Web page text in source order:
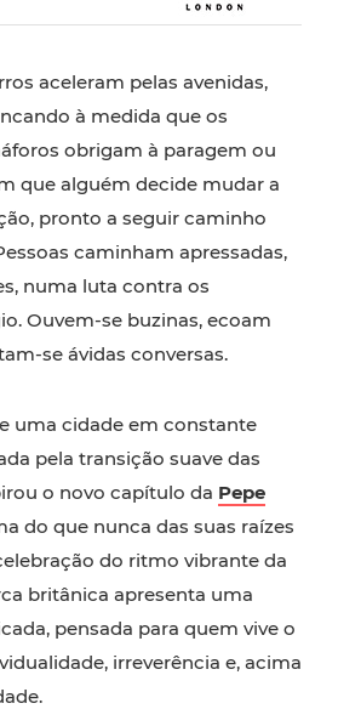
aceleram pelas avenidas,
à medida que os
obrigam à paragem ou
que alguém decide mudar a
pronto a seguir caminho
caminham apressadas,
numa luta contra os
Ouvem-se buzinas, ecoam
se ávidas conversas.
uma cidade em constante
pela transição suave das
o novo capítulo da Pepe
do que nunca das suas raízes
do ritmo vibrante da
britânica apresenta uma
pensada para quem vive o
irreverência e, acima